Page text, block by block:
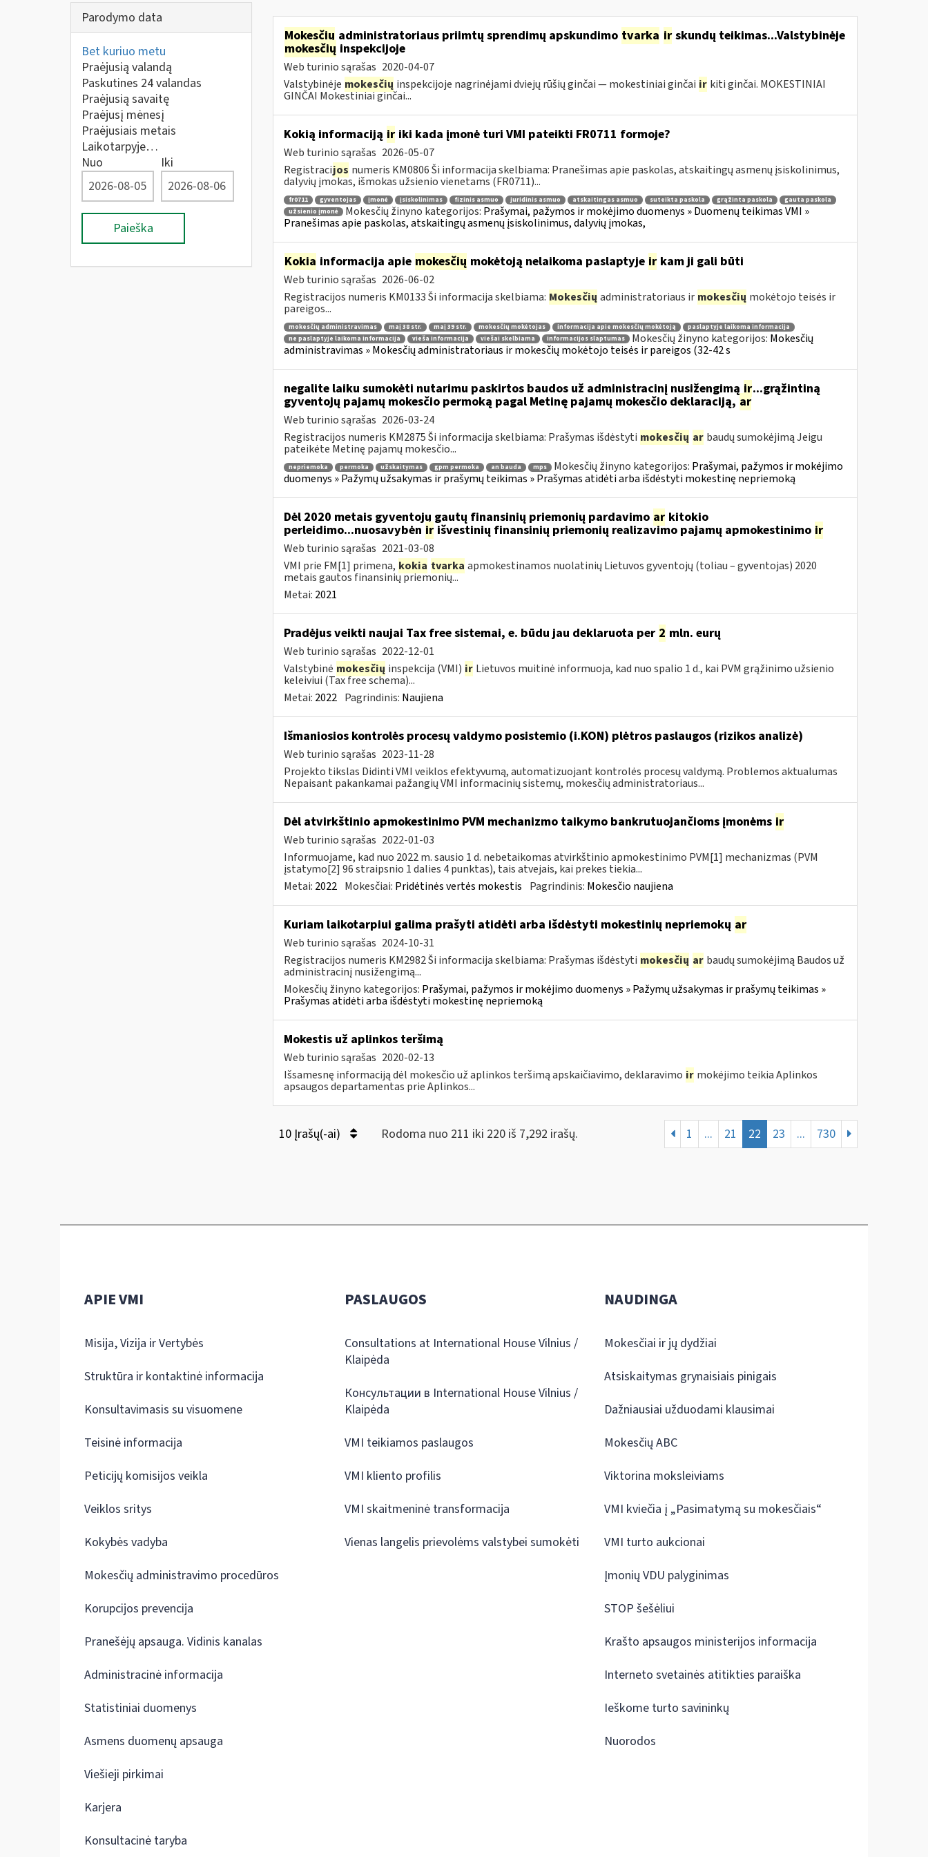
Parodymo data
Bet kuriuo metu
Praėjusią valandą
Paskutines 24 valandas
Praėjusią savaitę
Praėjusį mėnesį
Praėjusiais metais
Laikotarpyje…
Nuo
Iki
Paieška
Mokesčiųadministratoriaus priimtų sprendimų apskundimo tvarka irskundų teikimas...Valstybinėje
mokesčių inspekcijoje
Web turinio sąrašas 2020-04-07
Valstybinėje mokesčių inspekcijoje nagrinėjami dviejų rūšių ginčai — mokestiniai ginčai ir kiti ginčai. MOKESTINIAI
GINČAI Mokestiniai ginčai...
Kokią informaciją iriki kada įmonė turi VMI pateikti FR0711 formoje?
Web turinio sąrašas 2026-05-07
Registracijos numeris KM0806 Ši informacija skelbiama: Pranešimas apie paskolas, atskaitingų asmenų įsiskolinimus,
dalyvių įmokas, išmokas užsienio vienetams (FR0711)...
fr0711 gyventojas įmonė įsiskolinimas fizinis asmuo juridinis asmuo atskaitingas asmuo suteikta paskola grąžinta paskola
gauta paskola
užsienio įmonė
Mokesčių žinyno kategorijos: Prašymai, pažymos ir mokėjimo duomenys » Duomenų teikimas VMI »
Pranešimas apie paskolas, atskaitingų asmenų įsiskolinimus, dalyvių įmokas,
Kokia informacija apie mokesčių mokėtoją nelaikoma paslaptyje irkam ji gali būti
Web turinio sąrašas 2026-06-02
Registracijos numeris KM0133 Ši informacija skelbiama: Mokesčių administratoriaus ir mokesčių mokėtojo teisės ir
pareigos...
mokesčių administravimas maį 38 str. maį 39 str. mokesčių mokėtojas informacija apie mokesčių mokėtoją
paslaptyje laikoma informacija
ne paslaptyje laikoma informacija
vieša informacija viešai skelbiama informacijos slaptumas Mokesčių žinyno kategorijos: Mokesčių
administravimas » Mokesčių administratoriaus ir mokesčių mokėtojo teisės ir pareigos (32-42 s
negalite laiku sumokėti nutarimu paskirtos baudos už administracinį nusižengimąir...grąžintiną
gyventojų pajamų mokesčio permoką pagal Metinę pajamų mokesčio deklaraciją, ar
Web turinio sąrašas 2026-03-24
Registracijos numeris KM2875 Ši informacija skelbiama: Prašymas išdėstyti mokesčių ar baudų sumokėjimą Jeigu
pateikėte Metinę pajamų mokesčio...
nepriemoka permoka užskaitymas gpm permoka an bauda mps Mokesčių žinyno kategorijos: Prašymai, pažymos ir mokėjimo
duomenys » Pažymų užsakymas ir prašymų teikimas » Prašymas atidėti arba išdėstyti mokestinę nepriemoką
Dėl 2020 metais gyventojų gautų finansinių priemonių pardavimo arkitokio
perleidimo...nuosavybėn irišvestinių finansinių priemonių realizavimo pajamų apmokestinimo ir
Web turinio sąrašas 2021-03-08
VMI prie FM[1] primena, kokia tvarka apmokestinamos nuolatinių Lietuvos gyventojų (toliau – gyventojas) 2020
metais gautos finansinių priemonių...
Metai: 2021
Pradėjus veikti naujai Tax free sistemai, e. būdu jau deklaruota per 2 mln. eurų
Web turinio sąrašas 2022-12-01
Valstybinė mokesčių inspekcija (VMI) ir Lietuvos muitinė informuoja, kad nuo spalio 1 d., kai PVM grąžinimo užsienio
keleiviui (Tax free schema)...
Metai: 2022 Pagrindinis: Naujiena
Išmaniosios kontrolės procesų valdymo posistemio (i.KON) plėtros paslaugos (rizikos analizė)
Web turinio sąrašas 2023-11-28
Projekto tikslas Didinti VMI veiklos efektyvumą, automatizuojant kontrolės procesų valdymą. Problemos aktualumas
Nepaisant pakankamai pažangių VMI informacinių sistemų, mokesčių administratoriaus...
Dėl atvirkštinio apmokestinimo PVM mechanizmo taikymo bankrutuojančioms įmonėms ir
Web turinio sąrašas 2022-01-03
Informuojame, kad nuo 2022 m. sausio 1 d. nebetaikomas atvirkštinio apmokestinimo PVM[1] mechanizmas (PVM
įstatymo[2] 96 straipsnio 1 dalies 4 punktas), tais atvejais, kai prekes tiekia...
Metai: 2022 Mokesčiai: Pridėtinės vertės mokestis Pagrindinis: Mokesčio naujiena
Kuriam laikotarpiui galima prašyti atidėti arba išdėstyti mokestinių nepriemokų ar
Web turinio sąrašas 2024-10-31
Registracijos numeris KM2982 Ši informacija skelbiama: Prašymas išdėstyti mokesčių ar baudų sumokėjimą Baudos už
administracinį nusižengimą...
Mokesčių žinyno kategorijos: Prašymai, pažymos ir mokėjimo duomenys » Pažymų užsakymas ir prašymų teikimas »
Prašymas atidėti arba išdėstyti mokestinę nepriemoką
Mokestis už aplinkos teršimą
Web turinio sąrašas 2020-02-13
Išsamesnę informaciją dėl mokesčio už aplinkos teršimą apskaičiavimo, deklaravimo ir mokėjimo teikia Aplinkos
apsaugos departamentas prie Aplinkos...
10 Įrašų(-ai) Rodoma nuo 211 iki 220 iš 7,292 irašų. 1 ... 21 22 23 ... 730
APIE VMI
Misija, Vizija ir Vertybės
Struktūra ir kontaktinė informacija
Konsultavimasis su visuomene
Teisinė informacija
Peticijų komisijos veikla
Veiklos sritys
Kokybės vadyba
Mokesčių administravimo procedūros
Korupcijos prevencija
Pranešėjų apsauga. Vidinis kanalas
Administracinė informacija
Statistiniai duomenys
Asmens duomenų apsauga
Viešieji pirkimai
Karjera
Konsultacinė taryba
PASLAUGOS
Consultations at International House Vilnius /
Klaipėda
Консультации в International House Vilnius /
Klaipėda
VMI teikiamos paslaugos
VMI kliento profilis
VMI skaitmeninė transformacija
Vienas langelis prievolėms valstybei sumokėti
NAUDINGA
Mokesčiai ir jų dydžiai
Atsiskaitymas grynaisiais pinigais
Dažniausiai užduodami klausimai
Mokesčių ABC
Viktorina moksleiviams
VMI kviečia į „Pasimatymą su mokesčiais“
VMI turto aukcionai
Įmonių VDU palyginimas
STOP šešėliui
Krašto apsaugos ministerijos informacija
Interneto svetainės atitikties paraiška
Ieškome turto savininkų
Nuorodos